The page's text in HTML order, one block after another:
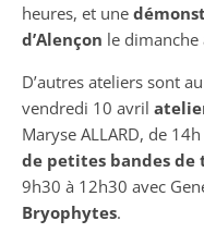
heures, et une
d’Alençon le
D’autres ateliers sont
vendredi 10 avril
Maryse ALLARD, de
de petites bandes de
9h30 à 12h30 avec
Bryophytes.